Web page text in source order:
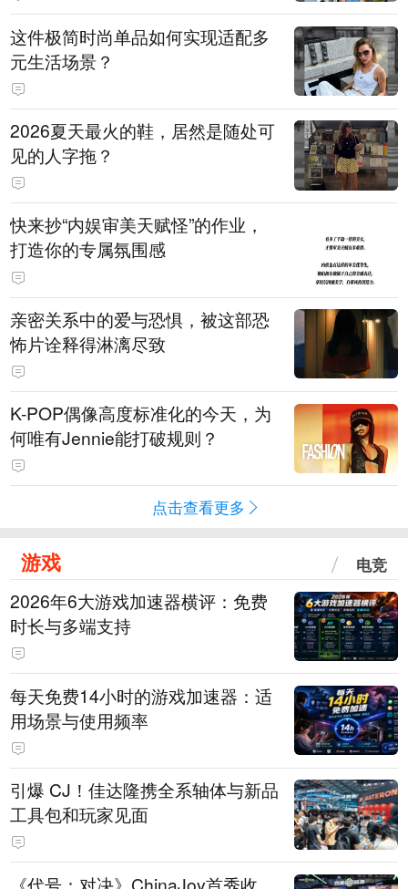
这件极简时尚单品如何实现适配多
元生活场景？
2026夏天最火的鞋，居然是随处可
见的人字拖？
快来抄“内娱审美天赋怪”的作业，
打造你的专属氛围感
亲密关系中的爱与恐惧，被这部恐
怖片诠释得淋漓尽致
K-POP偶像高度标准化的今天，为
何唯有Jennie能打破规则？
点击查看更多
游戏 电竞
2026年6大游戏加速器横评：免费
时长与多端支持
每天免费14小时的游戏加速器：适
用场景与使用频率
引爆 CJ！佳达隆携全系轴体与新品
工具包和玩家见面